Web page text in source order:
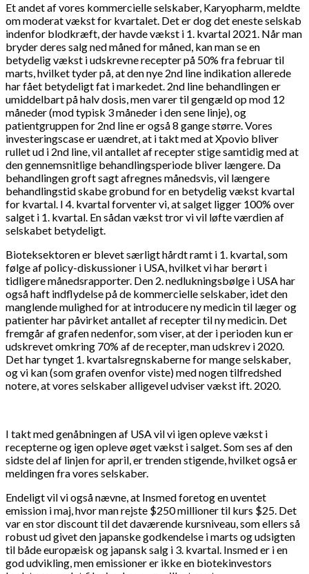
Et andet af vores kommercielle selskaber, Karyopharm, meldte
om moderat vækst for kvartalet. Det er dog det eneste selskab
indenfor blodkræft, der havde vækst i 1. kvartal 2021. Når man
bryder deres salg ned måned for måned, kan man se en
betydelig vækst i udskrevne recepter på 50% fra februar til
marts, hvilket tyder på, at den nye 2nd line indikation allerede
har fået betydeligt fat i markedet. 2nd line behandlingen er
umiddelbart på halv dosis, men varer til gengæld op mod 12
måneder (mod typisk 3 måneder i den sene linje), og
patientgruppen for 2nd line er også 8 gange større. Vores
investeringscase er uændret, at i takt med at Xpovio bliver
rullet ud i 2nd line, vil antallet af recepter stige samtidig med at
den gennemsnitlige behandlingsperiode bliver længere. Da
behandlingen groft sagt afregnes månedsvis, vil længere
behandlingstid skabe grobund for en betydelig vækst kvartal
for kvartal. I 4. kvartal forventer vi, at salget ligger 100% over
salget i 1. kvartal. En sådan vækst tror vi vil løfte værdien af
selskabet betydeligt.
Bioteksektoren er blevet særligt hårdt ramt i 1. kvartal, som
følge af policy-diskussioner i USA, hvilket vi har berørt i
tidligere månedsrapporter. Den 2. nedlukningsbølge i USA har
også haft indflydelse på de kommercielle selskaber, idet den
manglende mulighed for at introducere ny medicin til læger og
patienter har påvirket antallet af recepter til ny medicin. Det
fremgår af grafen nedenfor, som viser, at der i perioden kun er
udskrevet omkring 70% af de recepter, man udskrev i 2020.
Det har tynget 1. kvartalsregnskaberne for mange selskaber,
og vi kan (som grafen ovenfor viste) med nogen tilfredshed
notere, at vores selskaber alligevel udviser vækst ift. 2020.
I takt med genåbningen af USA vil vi igen opleve vækst i
recepterne og igen opleve øget vækst i salget. Som ses af den
sidste del af linjen for april, er trenden stigende, hvilket også er
meldingen fra vores selskaber.
Endeligt vil vi også nævne, at Insmed foretog en uventet
emission i maj, hvor man rejste $250 millioner til kurs $25. Det
var en stor discount til det daværende kursniveau, som ellers så
robust ud givet den japanske godkendelse i marts og udsigten
til både europæisk og japansk salg i 3. kvartal. Insmed er i en
god udvikling, men emissioner er ikke en biotekinvestors